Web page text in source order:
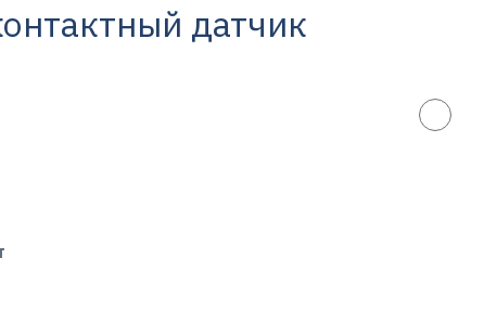
датчик